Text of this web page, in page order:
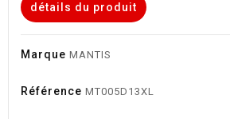
détails du produit
Marque MANTIS
Référence MT005D13XL